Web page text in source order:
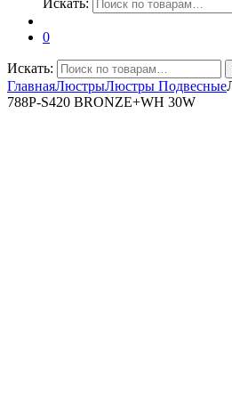
Искать:
0
Искать:
ГлавнаяЛюстрыЛюстры Подвесные
788P-S420 BRONZE+WH 30W